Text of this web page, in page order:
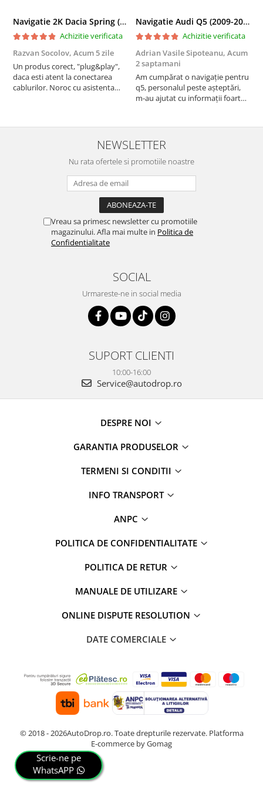
Navigatie 2K Dacia Spring (2021- Prezent), Android, S-Quadcore / 4GB RAM + 64GB ROM, 9.5 Inch - AD-BGS90042K+AD-BGRKIT366V4s
Achizitie verificata
Razvan Socolov, Acum 5 zile
Un produs corect, "plug&play",
daca esti atent la conectarea
cablurilor. Noroc cu asistenta
atras atentia ca nu era conectat
cablul de video de la camera
Navigatie Audi Q5 (2009-2017), Linux OS & OEM, MMI 3G, CarPlay & Android Auto Wireless, MirrorLink, Camera AHD, 12.3 Inch - AD-BGAALNXH+AD-BGRKITQ5002
Achizitie verificata
Adrian Vasile Sipoteanu, Acum
2 saptamani
Am cumpărat o navigație pentru
q5, personalul peste așteptări,
m-au ajutat cu informații foarte
serviabili, livrare rapidă, suport
tehnic, totul impecabil, o să revin
la ei și pentru vi...
NEWSLETTER
Nu rata ofertele si promotiile noastre
Vreau sa primesc newsletter cu promotiile
magazinului. Afla mai multe in Politica de
Confidentialitate
SOCIAL
Urmareste-ne in social media
SUPORT CLIENTI
10:00-16:00
Service@autodrop.ro
DESPRE NOI
GARANTIA PRODUSELOR
TERMENI SI CONDITII
INFO TRANSPORT
ANPC
POLITICA DE CONFIDENTIALITATE
POLITICA DE RETUR
MANUALE DE UTILIZARE
ONLINE DISPUTE RESOLUTION
DATE COMERCIALE
© 2018 - 2026AutoDrop.ro. Toate drepturile rezervate. Platforma
E-commerce by Gomag
Scrie-ne pe
WhatsAPP